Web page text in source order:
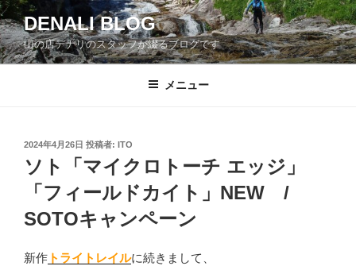
コ
ン
テ
ン
DENALI BLOG
山の店デナリのスタッフが綴るブログです
メニュー
投
稿
日:
2024年4月26日 投稿者: ITO
ソト「マイクロトーチ エッジ」
「フィールドカイト」NEW /
SOTOキャンペーン
新作 トライトレイルに続きまして、